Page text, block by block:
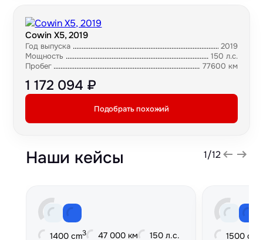
Cowin X5, 2019
Год выпуска
2019
Мощность
150 л.с.
Пробег
77600 км
1 172 094 ₽
Подобрать похожий
Наши кейсы 1/12
1400 cm3 47 000 км
150 л.с.
1500 cm